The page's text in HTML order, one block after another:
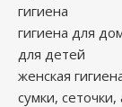
гигиена
гигиена для
для детей
женская
сумки, сеточки,